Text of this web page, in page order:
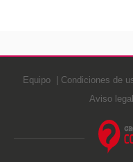
Equipo Condiciones de
Aviso legal